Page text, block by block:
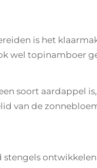
is het
wel topinamboer
soort aardappel
van de
stengels